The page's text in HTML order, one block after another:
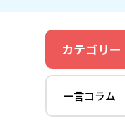
カテゴリー
一言コラム